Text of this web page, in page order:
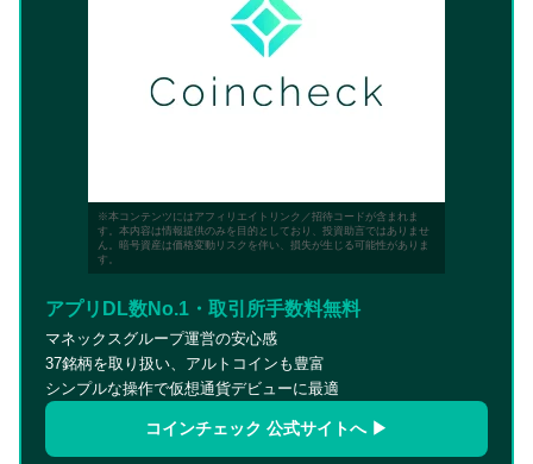
※本コンテンツにはアフィリエイトリンク／招待コードが含まれま
す。本内容は情報提供のみを目的としており、投資助言ではありませ
ん。暗号資産は価格変動リスクを伴い、損失が生じる可能性がありま
す。
アプリDL数No.1・取引所手数料無料
マネックスグループ運営の安心感
37銘柄を取り扱い、アルトコインも豊富
シンプルな操作で仮想通貨デビューに最適
コインチェック 公式サイトへ ▶